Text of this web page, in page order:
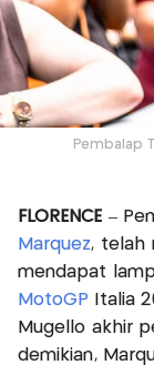
Pembalap
FLORENCE–
Marquez, telah
mendapat
MotoGP
Italia
Mugello akhir
demikian,